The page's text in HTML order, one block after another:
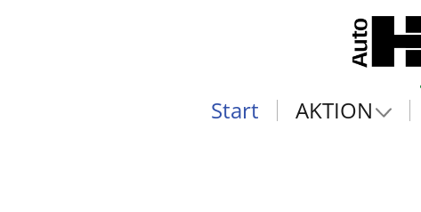
Start AKTION